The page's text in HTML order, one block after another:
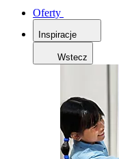
Oferty
Inspiracje
Wstecz